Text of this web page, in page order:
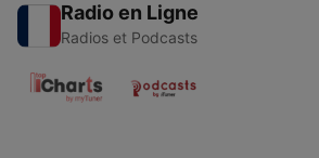
Radio en Ligne
Radios et Podcasts